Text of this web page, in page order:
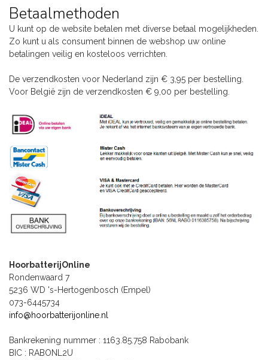
Betaalmethoden
U kunt op de website betalen met diverse betaal mogelijkheden.
Zo kunt u als consument binnen de webshop uw online
betalingen veilig en kosteloos verrichten.
De verzendkosten voor Nederland zijn € 3,95 per bestelling.
Voor België zijn de verzendkosten € 9,00 per bestelling.
HoorbatterijOnline
Rondenwaard 7
5236 WD 's-Hertogenbosch (Empel)
073-6445734
info@hoorbatterijonline.nl
Bankrekening nummer : 1163.85.758 Rabobank
BIC : RABONL2U